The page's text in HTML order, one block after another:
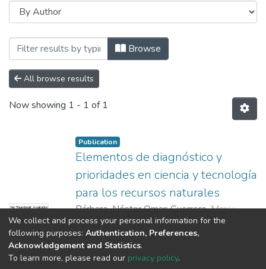
Browsing Levantamiento de Línea de
Browse
All browse results
Now showing 1 - 1 of 1
No Thumbnail Available
Publication
Elementos de diagnóstico y
prioridades en ciencia y tecnología
para los recursos naturales
Bárbaro, Néstor Omar;Guerrero, Marcela;
Polotto, Luis;Borches, María Teresa
Show more
DSpace software copyright © 2002-2026
We collect and process your personal information for the
following purposes: Authentication, Preferences,
Acknowledgement and Statistics.
To learn more, please read our privacy policy.